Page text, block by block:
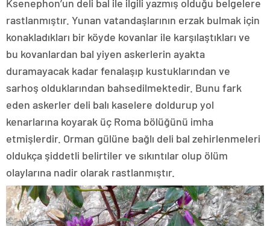
Ksenephon’un deli bal ile ilgili yazmış olduğu belgelere
rastlanmıştır. Yunan vatandaşlarının erzak bulmak için
konakladıkları bir köyde kovanlar ile karşılaştıkları ve
bu kovanlardan bal yiyen askerlerin ayakta
duramayacak kadar fenalaşıp kustuklarından ve
sarhoş olduklarından bahsedilmektedir. Bunu fark
eden askerler deli balı kaselere doldurup yol
kenarlarına koyarak üç Roma bölüğünü imha
etmişlerdir. Orman gülüne bağlı deli bal zehirlenmeleri
oldukça şiddetli belirtiler ve sıkıntılar olup ölüm
olaylarına nadir olarak rastlanmıştır.